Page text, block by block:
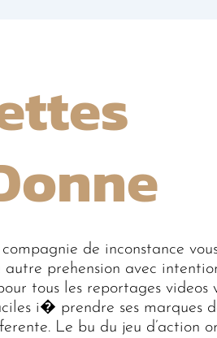
de inconstance
prehension avec
tous les reportages videos
i� prendre ses marques
Le bu du jeu d’action